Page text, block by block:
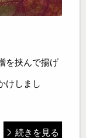
を挟んで揚げ
けしまし
続きを見る